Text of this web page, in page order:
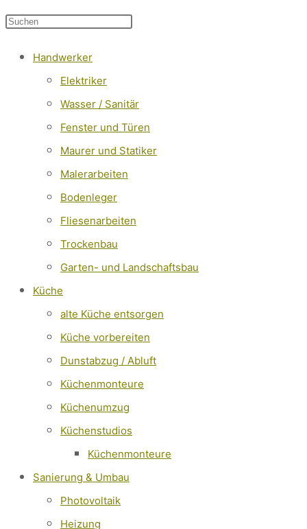
Suche
umschalten
the
Diese
durchsuchen
Press
the
search
panel.
Handwerker
Elektriker
Wasser / Sanitär
Fenster und Türen
Maurer und Statiker
Malerarbeiten
Bodenleger
Fliesenarbeiten
Trockenbau
Garten- und Landschaftsbau
Küche
alte Küche entsorgen
Küche vorbereiten
Dunstabzug / Abluft
Küchenmonteure
Küchenumzug
Küchenstudios
Küchenmonteure
Sanierung & Umbau
Photovoltaik
Heizung